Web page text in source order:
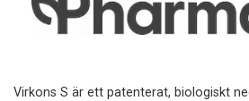
Virkons S är ett patenterat, biologiskt